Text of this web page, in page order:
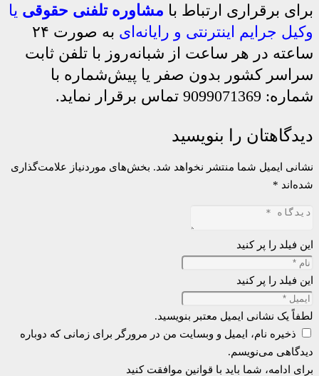
برای برقراری ارتباط با مشاوره تلفنی حقوقی یا
وکیل جرایم اینترنتی و رایانه‌ای
به صورت ۲۴
ساعته در هر ساعت از شبانه‌روز با تلفن ثابت
سراسر کشور بدون صفر یا پیش‌شماره با
شماره: 9099071369 تماس برقرار نماید.
دیدگاهتان را بنویسید
نشانی ایمیل شما منتشر نخواهد شد. بخش‌های موردنیاز علامت‌گذاری
شده‌اند *
این فیلد را پر کنید
این فیلد را پر کنید
لطفاً یک نشانی ایمیل معتبر بنویسید.
ذخیره نام، ایمیل و وبسایت من در مرورگر برای زمانی که دوباره
دیدگاهی می‌نویسم.
برای ادامه، شما باید با قوانین موافقت کنید